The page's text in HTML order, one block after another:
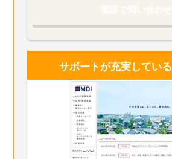
サポートが充実している